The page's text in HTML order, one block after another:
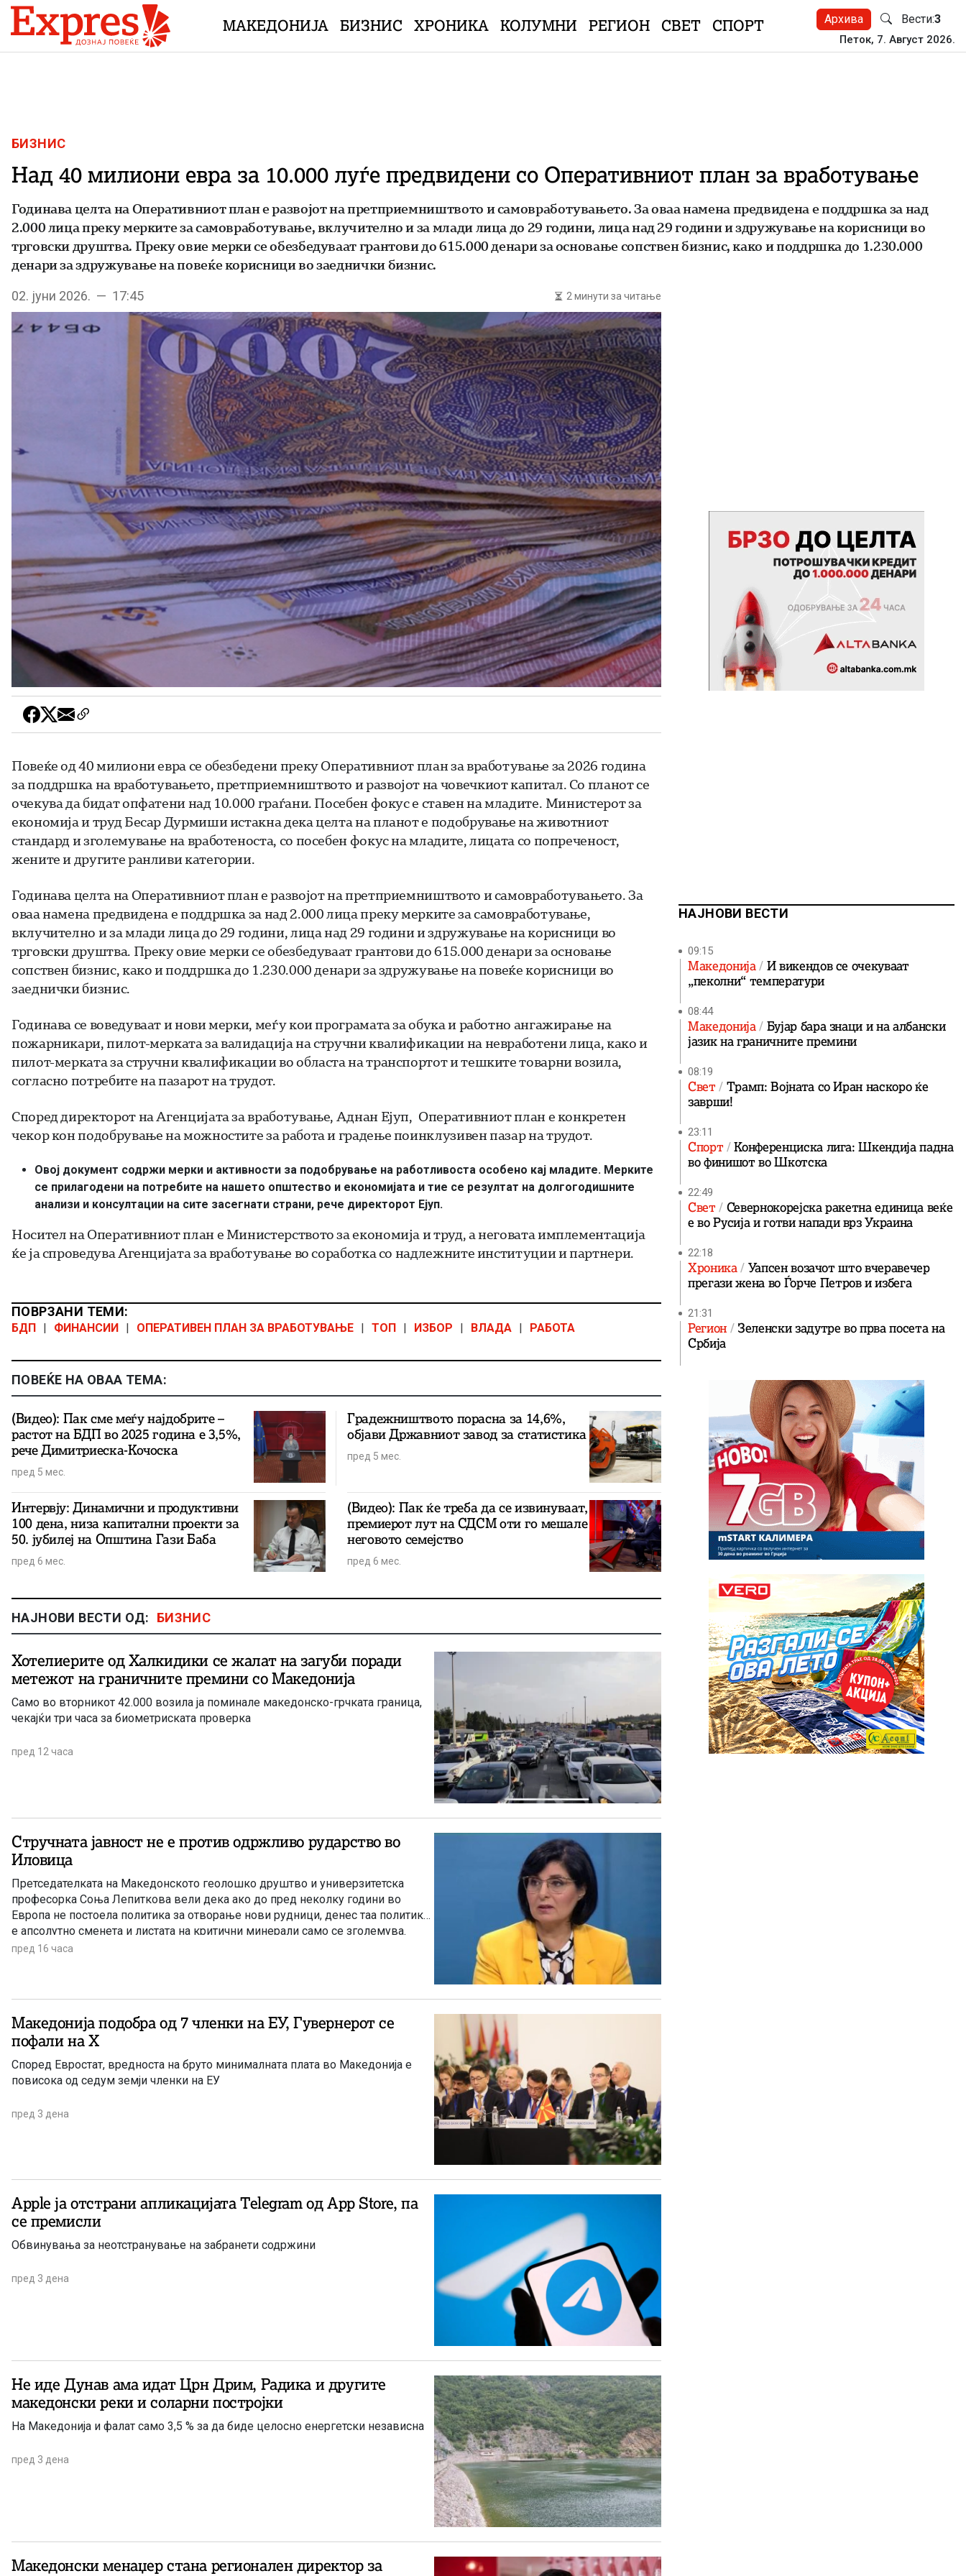
Skip to content
МАКЕДОНИЈА БИЗНИС ХРОНИКА КОЛУМНИ РЕГИОН СВЕТ СПОРТ Архива Вести:3
Петок, 7. Август 2026.
БИЗНИС
Над 40 милиони евра за 10.000 луѓе предвидени со Оперативниот план за вработување
Годинава целта на Оперативниот план е развојот на претприемништвото и самовработувањето. За оваа намена предвидена е поддршка за над
2.000 лица преку мерките за самовработување, вклучително и за млади лица до 29 години, лица над 29 години и здружување на корисници во
трговски друштва. Преку овие мерки се обезбедуваат грантови до 615.000 денари за основање сопствен бизнис, како и поддршка до 1.230.000
денари за здружување на повеќе корисници во заеднички бизнис.
02. јуни 2026. — 17:45 2 минути за читање
Повеќе од 40 милиони евра се обезбедени преку Оперативниот план за вработување за 2026 година
за поддршка на вработувањето, претприемништвото и развојот на човечкиот капитал. Со планот се
очекува да бидат опфатени над 10.000 граѓани. Посебен фокус е ставен на младите. Министерот за
економија и труд Бесар Дурмиши истакна дека целта на планот е подобрување на животниот
стандард и зголемување на вработеноста, со посебен фокус на младите, лицата со попреченост,
жените и другите ранливи категории.
Годинава целта на Оперативниот план е развојот на претприемништвото и самовработувањето. За
оваа намена предвидена е поддршка за над 2.000 лица преку мерките за самовработување,
вклучително и за млади лица до 29 години, лица над 29 години и здружување на корисници во
трговски друштва. Преку овие мерки се обезбедуваат грантови до 615.000 денари за основање
сопствен бизнис, како и поддршка до 1.230.000 денари за здружување на повеќе корисници во
заеднички бизнис.
Годинава се воведуваат и нови мерки, меѓу кои програмата за обука и работно ангажирање на
пожарникари, пилот-мерката за валидација на стручни квалификации на невработени лица, како и
пилот-мерката за стручни квалификации во областа на транспортот и тешките товарни возила,
согласно потребите на пазарот на трудот.
Според директорот на Агенцијата за вработување, Аднан Ејуп, Оперативниот план е конкретен
чекор кон подобрување на можностите за работа и градење поинклузивен пазар на трудот.
Овој документ содржи мерки и активности за подобрување на работливоста особено кај младите. Мерките
се прилагодени на потребите на нашето општество и економијата и тие се резултат на долгогодишните
анализи и консултации на сите засегнати страни, рече директорот Ејуп.
Носител на Оперативниот план е Министерството за економија и труд, а неговата имплементација
ќе ја спроведува Агенцијата за вработување во соработка со надлежните институции и партнери.
ПОВРЗАНИ ТЕМИ:
БДП | ФИНАНСИИ | ОПЕРАТИВЕН ПЛАН ЗА ВРАБОТУВАЊЕ | ТОП | ИЗБОР | ВЛАДА | РАБОТА
ПОВЕЌЕ НА ОВАА ТЕМА:
(Видео): Пак сме меѓу најдобрите –
растот на БДП во 2025 година е 3,5%,
рече Димитриеска-Кочоска
пред 5 мес.
Градежништвото порасна за 14,6%,
објави Државниот завод за статистика
пред 5 мес.
Интервју: Динамични и продуктивни
100 дена, низа капитални проекти за
50. јубилеј на Општина Гази Баба
пред 6 мес.
(Видео): Пак ќе треба да се извинуваат,
премиерот лут на СДСМ оти го мешале
неговото семејство
пред 6 мес.
НАЈНОВИ ВЕСТИ ОД: БИЗНИС
Хотелиерите од Халкидики се жалат на загуби поради
метежот на граничните премини со Македонија
Само во вторникот 42.000 возила ја поминале македонско-грчката граница,
чекајќи три часа за биометриската проверка
пред 12 часа
Стручната јавност не е против одржливо рударство во
Иловица
Претседателката на Македонското геолошко друштво и универзитетска
професорка Соња Лепиткова вели дека ако до пред неколку години во
Европа не постоела политика за отворање нови рудници, денес таа политика
е апсолутно сменета и листата на критични минерали само се зголемува.
пред 16 часа
Македонија подобра од 7 членки на ЕУ, Гувернерот се
пофали на Х
Според Евростат, вредноста на бруто минималната плата во Македонија е
повисока од седум земји членки на ЕУ
пред 3 дена
Apple ја отстрани апликацијата Telegram од App Store, па
се премисли
Обвинувања за неотстранување на забранети содржини
пред 3 дена
Не иде Дунав ама идат Црн Дрим, Радика и другите
македонски реки и соларни постројки
На Македонија и фалат само 3,5 % за да биде целосно енергетски независна
пред 3 дена
Македонски менаџер стана регионален директор за
НАЈНОВИ ВЕСТИ
09:15
Македонија И викендов се очекуваат
„пеколни“ температури
08:44
Македонија Бујар бара знаци и на албански
јазик на граничните премини
08:19
Свет Трамп: Војната со Иран наскоро ќе
заврши!
23:11
Спорт
Конференциска лига: Шкендија падна
во финишот во Шкотска
22:49
Свет Севернокорејска ракетна единица веќе
е во Русија и готви напади врз Украина
22:18
Хроника Уапсен возачот што вчеравечер
прегази жена во Ѓорче Петров и избега
21:31
Регион
Зеленски задутре во прва посета на
Србија